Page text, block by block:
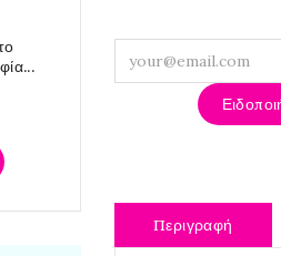
Περιγραφή